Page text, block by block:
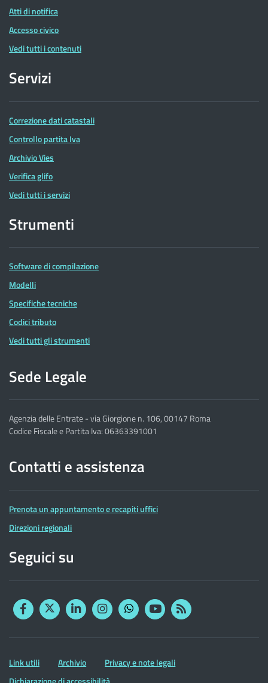
Atti di notifica
Accesso civico
Vedi tutti i contenuti
Servizi
Correzione dati catastali
Controllo partita Iva
Archivio Vies
Verifica glifo
Vedi tutti i servizi
Strumenti
Software di compilazione
Modelli
Specifiche tecniche
Codici tributo
Vedi tutti gli strumenti
Sede Legale
Agenzia delle Entrate - via Giorgione n. 106, 00147 Roma
Codice Fiscale e Partita Iva: 06363391001
Contatti e assistenza
Prenota un appuntamento e recapiti uffici
Direzioni regionali
Seguici su
FacebookTwitterLinkedinInstagram
YouTubeRSS
Altre
informazioni
Link utili Archivio
Privacy e note legali